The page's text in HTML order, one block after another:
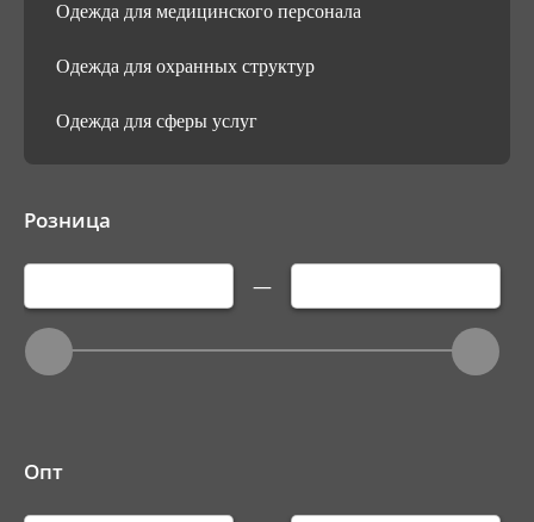
Одежда для медицинского персонала
Одежда для охранных структур
Одежда для сферы услуг
Розница
—
Опт